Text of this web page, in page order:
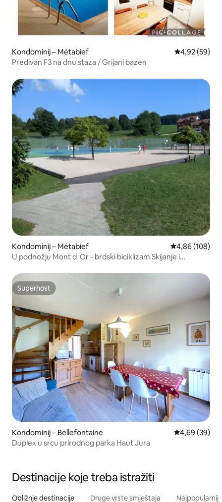
Kondominij – Métabief Prosječna
4,92 (59)
Predivan F3 na dnu staza / Grijani bazen
Kondominij – Métabief Prosječna
4,86 (108)
U podnožju Mont d 'Or - brdski biciklizam Skijanje i
Superhost
Superhost
Kondominij – Bellefontaine Prosječna
4,69 (39)
Duplex u srcu prirodnog parka Haut Jura
Destinacije koje treba istražiti
Obližnje destinacije Druge vrste smještaja